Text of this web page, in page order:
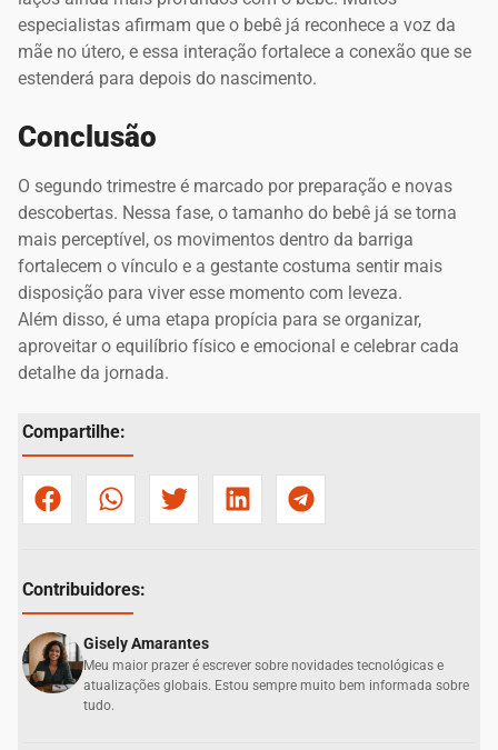
especialistas afirmam que o bebê já reconhece a voz da
mãe no útero, e essa interação fortalece a conexão que se
estenderá para depois do nascimento.
Conclusão
O segundo trimestre é marcado por preparação e novas
descobertas. Nessa fase, o tamanho do bebê já se torna
mais perceptível, os movimentos dentro da barriga
fortalecem o vínculo e a gestante costuma sentir mais
disposição para viver esse momento com leveza.
Além disso, é uma etapa propícia para se organizar,
aproveitar o equilíbrio físico e emocional e celebrar cada
detalhe da jornada.
Contribuidores:
Gisely Amarantes
Meu maior prazer é escrever sobre novidades tecnológicas e
atualizações globais. Estou sempre muito bem informada sobre
tudo.
Compartilhe: